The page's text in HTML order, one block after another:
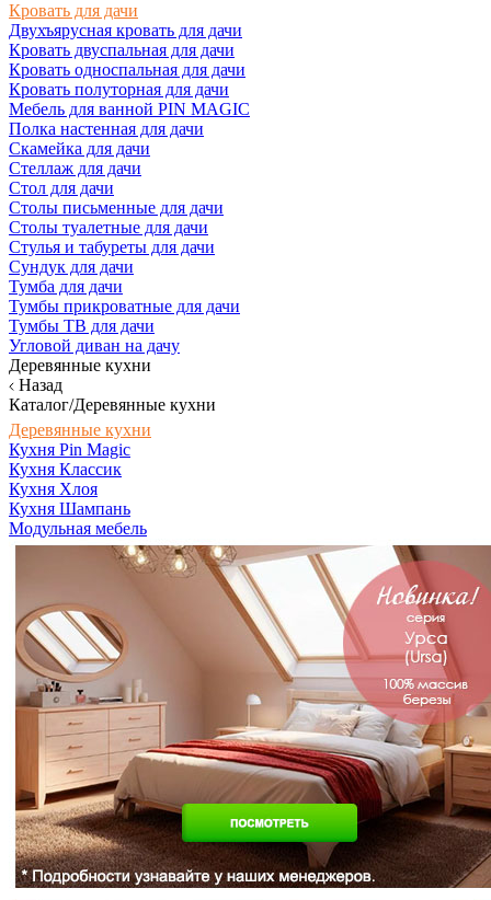
Кровать для дачи
Двухъярусная кровать для дачи
Кровать двуспальная для дачи
Кровать односпальная для дачи
Кровать полуторная для дачи
Мебель для ванной PIN MAGIC
Полка настенная для дачи
Скамейка для дачи
Стеллаж для дачи
Стол для дачи
Столы письменные для дачи
Столы туалетные для дачи
Стулья и табуреты для дачи
Сундук для дачи
Тумба для дачи
Тумбы прикроватные для дачи
Тумбы ТВ для дачи
Угловой диван на дачу
Деревянные кухни
Назад
Каталог/Деревянные кухни
Деревянные кухни
Кухня Pin Magic
Кухня Классик
Кухня Хлоя
Кухня Шампань
Модульная мебель